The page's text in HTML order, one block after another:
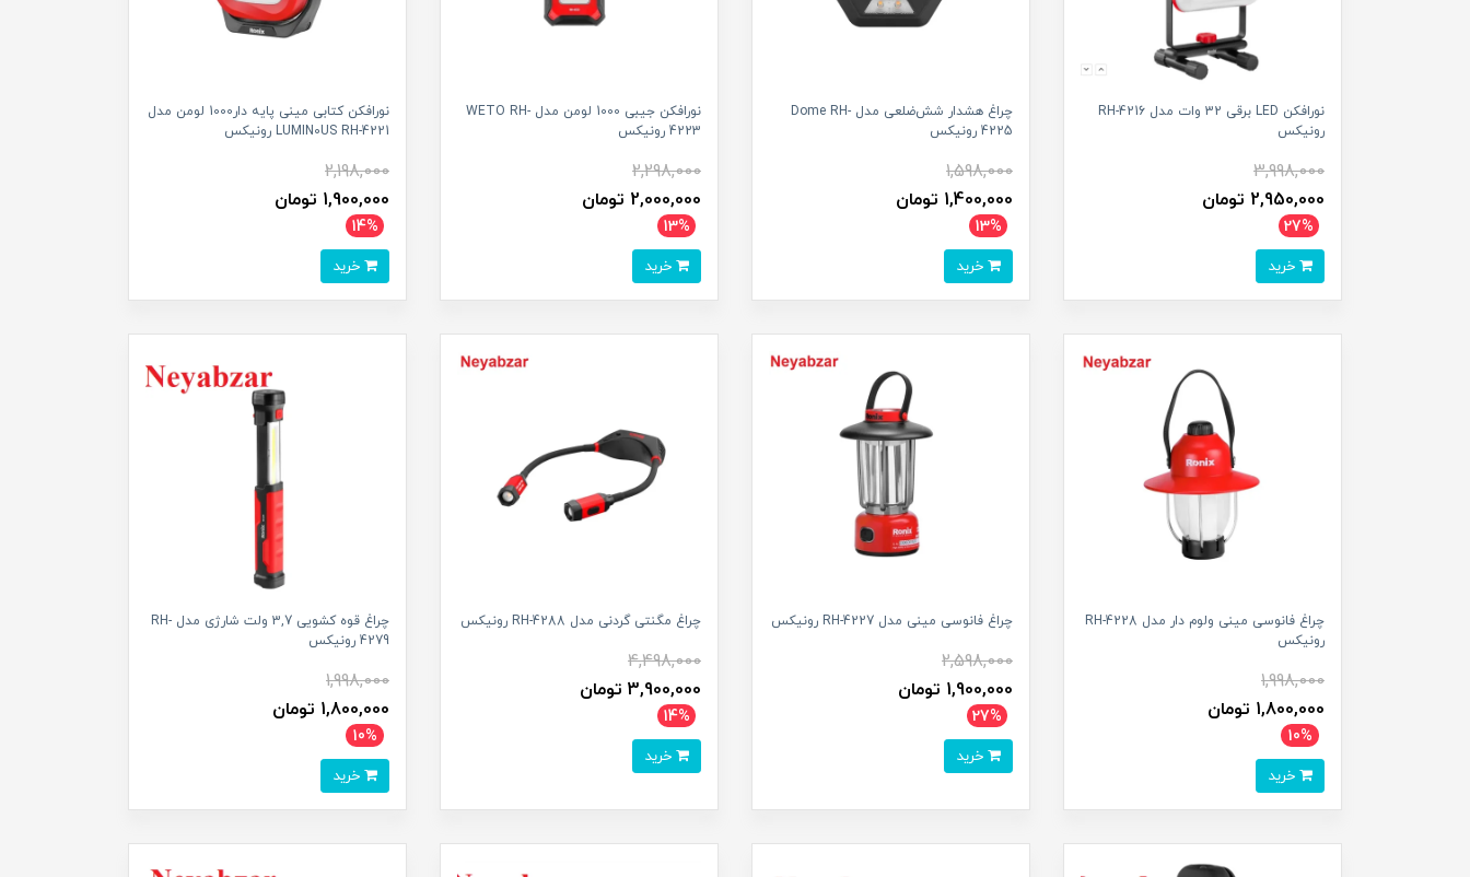
نورافکن LED برقی 32 وات مدل RH-4216
رونیکس
3,998,000
2,950,000 تومان
27%
چراغ هشدار شش‌ضلعی مدل Dome RH-
4225 رونیکس
1,598,000
1,400,000 تومان
13%
نورافکن جیبی 1000 لومن مدل WETO RH-
4223 رونیکس
2,298,000
2,000,000 تومان
13%
نورافکن کتابی مینی پایه دار1000 لومن مدل
LUMIN0US RH-4221 رونیکس
2,198,000
1,900,000 تومان
14%
چراغ فانوسی مینی ولوم دار مدل RH-4228
رونیکس
1,998,000
1,800,000 تومان
10%
چراغ فانوسی مینی مدل RH-4227 رونیکس
2,598,000
1,900,000 تومان
27%
چراغ مگنتی گردنی مدل RH-4288 رونیکس
4,498,000
3,900,000 تومان
14%
چراغ قوه کشویی 3,7 ولت شارژی مدل RH-
4279 رونیکس
1,998,000
1,800,000 تومان
10%